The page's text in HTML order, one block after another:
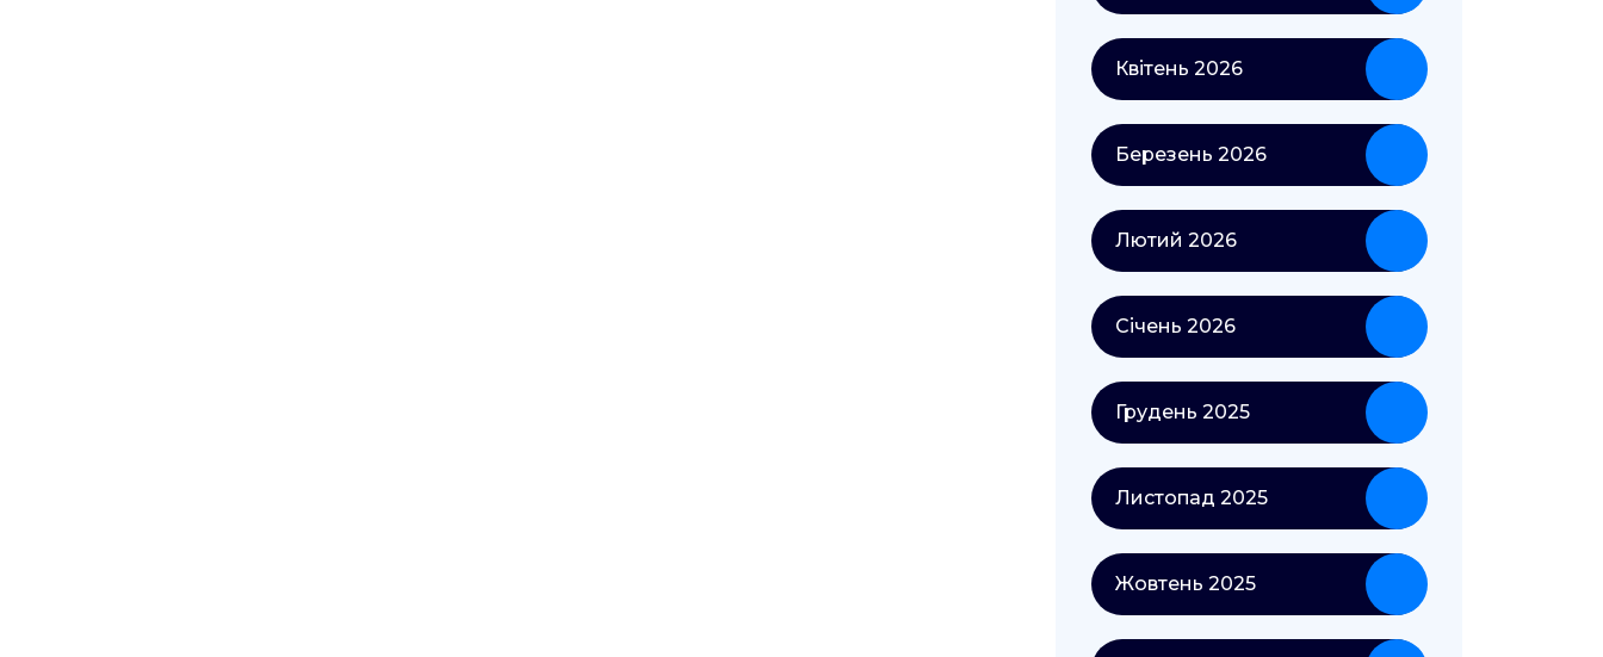
Квітень 2026
Березень 2026
Лютий 2026
Січень 2026
Грудень 2025
Листопад 2025
Жовтень 2025